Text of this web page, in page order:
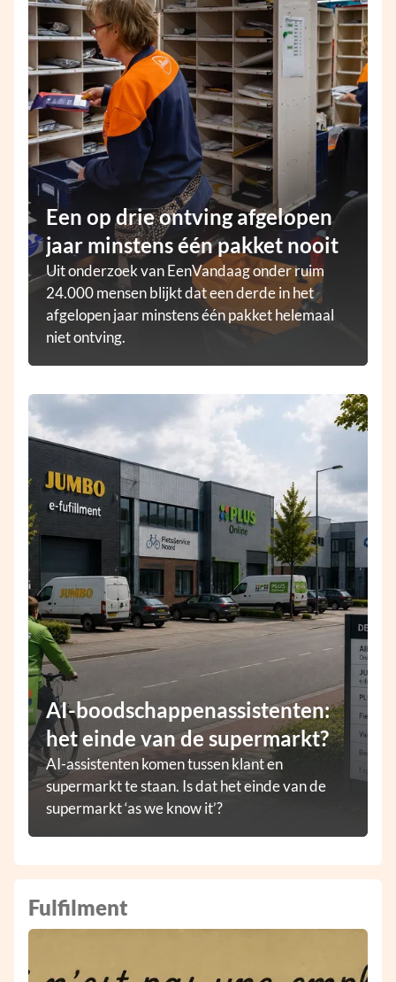
AI-boodschappenassistenten:
het einde van de supermarkt?
AI-assistenten komen tussen klant en
supermarkt te staan. Is dat het einde van de
supermarkt ‘as we know it’?
Een op drie ontving afgelopen
jaar minstens één pakket nooit
Uit onderzoek van EenVandaag onder ruim
24.000 mensen blijkt dat een derde in het
afgelopen jaar minstens één pakket helemaal
niet ontving.
Fulfilment